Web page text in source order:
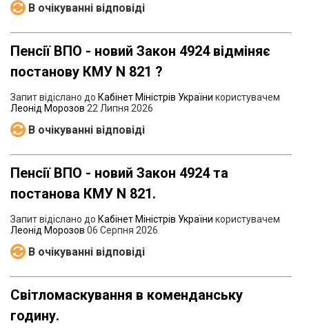
В очікуванні відповіді
Пенсії ВПО - новий Закон 4924 відміняє
постанову КМУ N 821 ?
Запит відіслано до Кабінет Міністрів України користувачем
Леонід Морозов 22 Липня 2026
В очікуванні відповіді
Пенсії ВПО - новий Закон 4924 та
постанова КМУ N 821.
Запит відіслано до Кабінет Міністрів України користувачем
Леонід Морозов 06 Серпня 2026
В очікуванні відповіді
Світломаскування в коменданську
годину.